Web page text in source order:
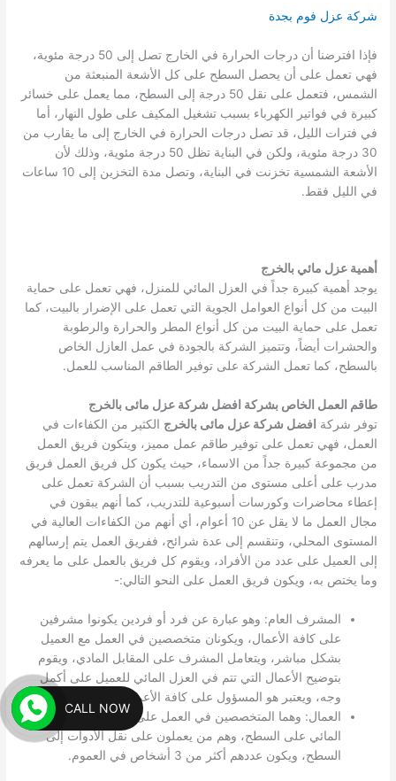
شركة عزل فوم بجدة
فإذا افترضنا أن درجات الحرارة في الخارج تصل إلى 50 درجة مئوية،
فهي تعمل على أن يحصل السطح على كل الأشعة المنبعثة من
الشمس، فتعمل على نقل 50 درجة إلى السطح، مما يعمل على خسائر
كبيرة في فواتير الكهرباء بسبب تشغيل المكيف على طول النهار، أما
في فترات الليل، قد تصل درجات الحرارة في الخارج إلى ما يقارب من
30 درجة مئوية، ولكن في البناية تظل 50 درجة مئوية، وذلك لأن
الأشعة الشمسية تخزنت في البناية، وتصل مدة التخزين إلى 10 ساعات
في الليل فقط.
أهمية عزل مائي بالخرج
يوجد أهمية كبيرة جداً في العزل المائي للمنزل، فهي تعمل على حماية
البيت من كل أنواع العوامل الجوية التي تعمل على الإضرار بالبيت، كما
تعمل على حماية البيت من كل أنواع المطر والحرارة والرطوبة
والحشرات أيضاً، وتتميز الشركة بالجودة في عمل العازل الخاص
بالسطح، كما تعمل الشركة على توفير الطاقم المناسب للعمل.
طاقم العمل الخاص بشركة افضل شركة عزل مائى بالخرج
توفر شركة افضل شركة عزل مائى بالخرج الكثير من الكفاءات في
العمل، فهي تعمل على توفير طاقم عمل مميز، ويتكون فريق العمل
من مجموعة كبيرة جداً من الاسماء، حيث يكون كل فريق العمل فريق
مدرب على أعلى مستوى من التدريب بسبب أن الشركة تعمل على
إعطاء محاضرات وكورسات أسبوعية للتدريب، كما أنهم يبقون في
مجال العمل ما لا يقل عن 10 أعوام، أي أنهم من الكفاءات العالية في
المستوى المحلي، وتنقسم إلى عدة شرائح، ففريق العمل يتم إرسالهم
إلى العميل على عدد من الأفراد، ويقوم كل فريق بالعمل على ما يعرفه
وما يختص به، ويكون فريق العمل على النحو التالي:-
المشرف العام: وهو عبارة عن فرد أو فردين يكونوا مشرفين
على كافة الأعمال، ويكونان متخصصين في العمل مع العميل
بشكل مباشر، ويتعامل المشرف على المقابل المادي، ويقوم
بتوضيح الأعمال التي تتم في العزل المائي للعميل على أكمل
وجه، ويعتبر هو المسؤول على كافة الأعمال على سطح العميل.
العمال: وهما المتخصصين في العمل على وضع طبقات العزل
المائي على السطح، وهم من يعملون على نقل الأدوات إلى
السطح، ويكون عددهم أكثر من 3 أشخاص في العموم.
CALL NOW